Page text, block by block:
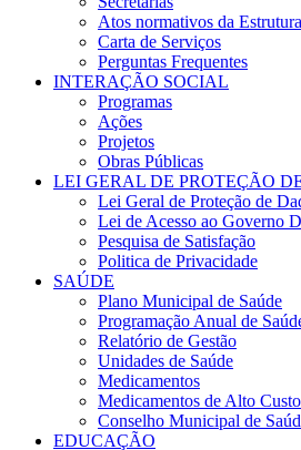
Atos normativos da
Carta de Serviços
Perguntas Frequentes
INTERAÇÃO SOCIAL
Programas
Ações
Projetos
Obras Públicas
LEI GERAL DE PROTEÇÃO
Lei Geral de Proteção de
Lei de Acesso ao Governo
Pesquisa de Satisfação
Politica de Privacidade
SAÚDE
Plano Municipal de Saúde
Programação Anual de
Relatório de Gestão
Unidades de Saúde
Medicamentos
Medicamentos de Alto Custo
Conselho Municipal de
EDUCAÇÃO